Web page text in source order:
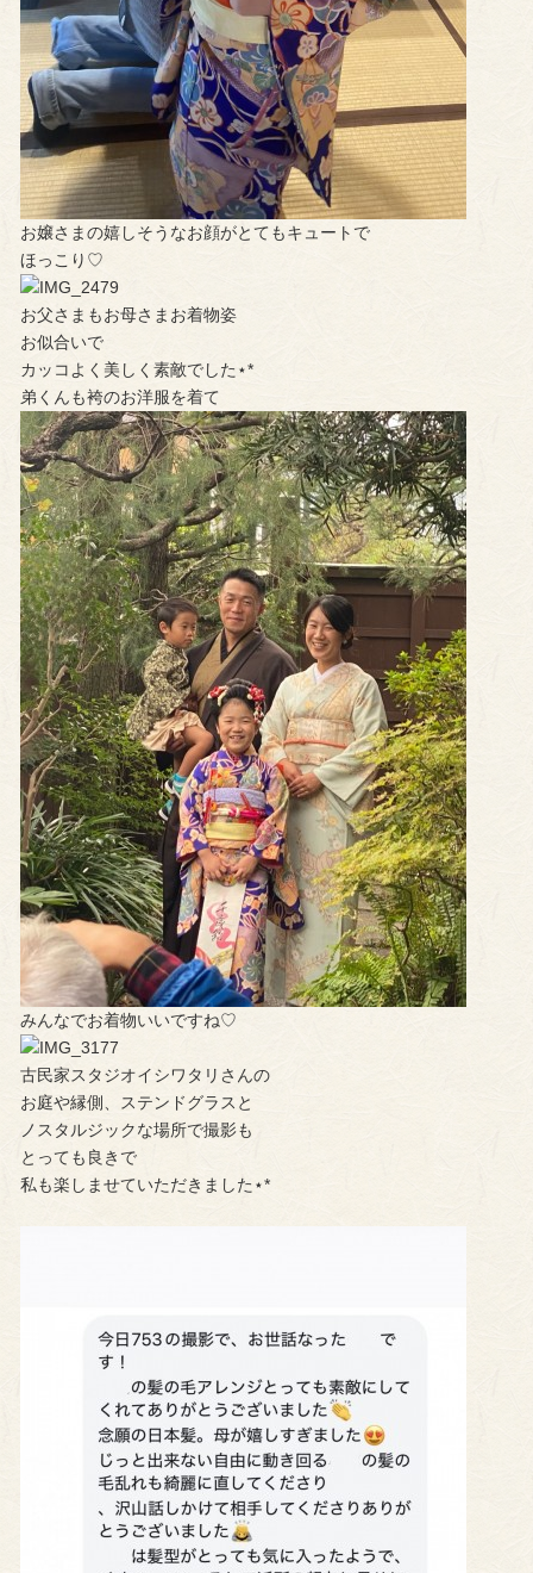
お嬢さまの嬉しそうなお顔がとてもキュートで
ほっこり♡
お父さまもお母さまお着物姿
お似合いで
カッコよく美しく素敵でした⋆*
弟くんも袴のお洋服を着て
みんなでお着物いいですね♡
古民家スタジオイシワタリさんの
お庭や縁側、ステンドグラスと
ノスタルジックな場所で撮影も
とっても良きで
私も楽しませていただきました⋆*